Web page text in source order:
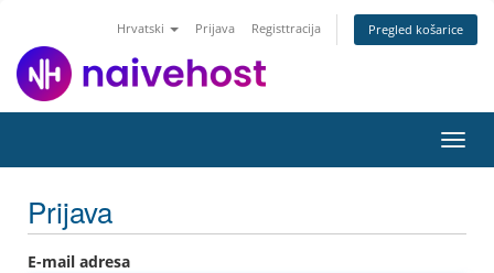
Hrvatski Prijava Registtracija Pregled košarice
Prijava
E-mail adresa